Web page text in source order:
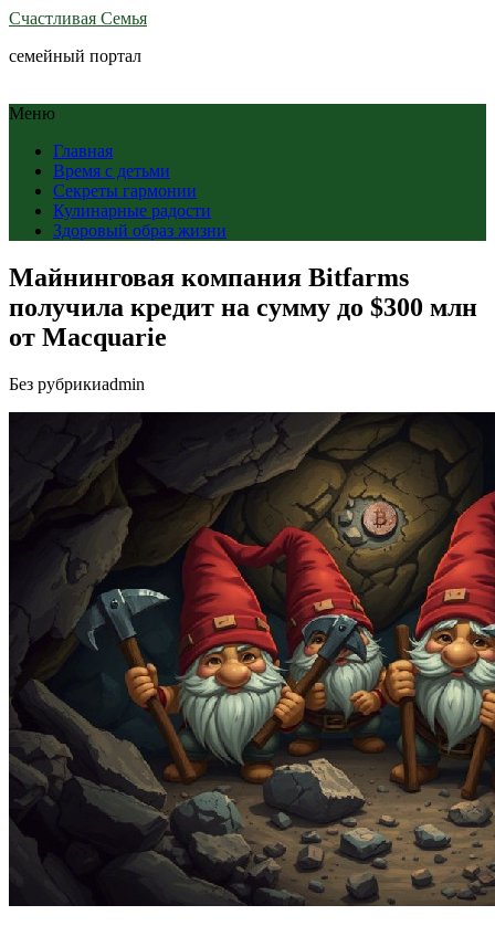
Счастливая Семья
семейный портал
Меню
Главная
Время с детьми
Секреты гармонии
Кулинарные радости
Здоровый образ жизни
Майнинговая компания Bitfarms
получила кредит на сумму до $300 млн
от Macquarie
Без рубрикиadmin